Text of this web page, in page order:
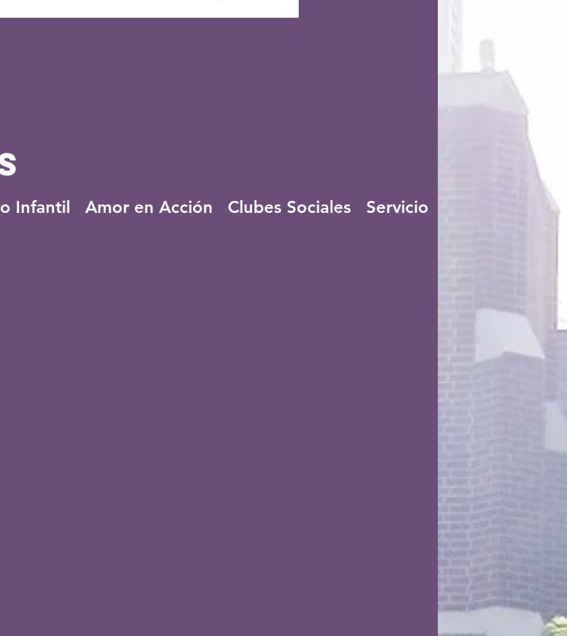
Infantil Amor en Acción Clubes Sociales
Servicio